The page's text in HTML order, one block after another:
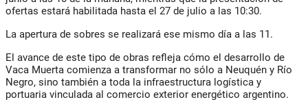
ofertas estará habilitada hasta el 27 de julio a las 10:30.
La apertura de sobres se realizará ese mismo día a las 11.
El avance de este tipo de obras refleja cómo el desarrollo de
Vaca Muerta comienza a transformar no sólo a Neuquén y Río
Negro, sino también a toda la infraestructura logística y
portuaria vinculada al comercio exterior energético argentino.